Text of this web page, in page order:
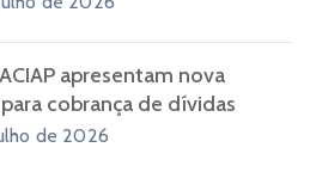
apresentam nova
cobrança de dívidas
de 2026